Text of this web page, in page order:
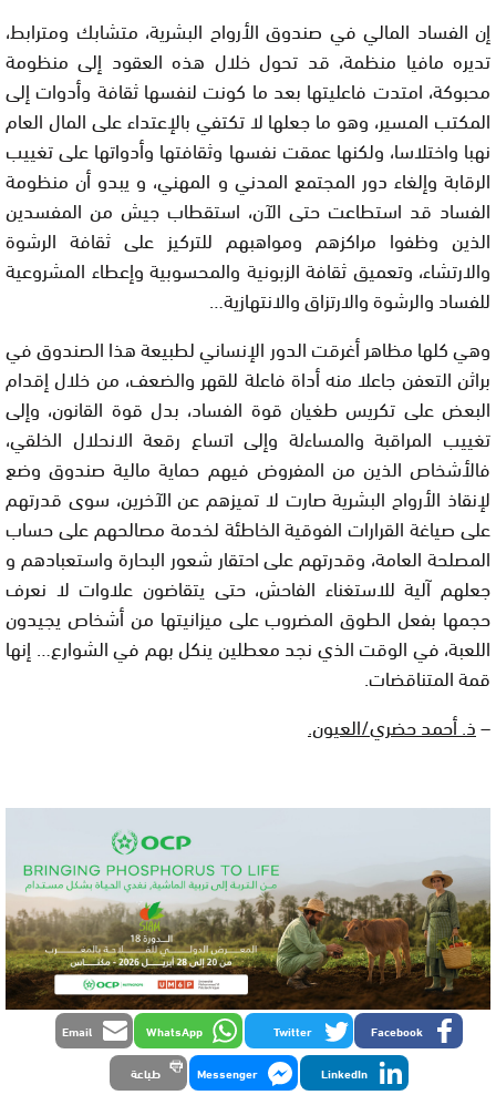
إن الفساد المالي في صندوق الأرواح البشرية، متشابك ومترابط،
تديره مافيا منظمة، قد تحول خلال هذه العقود إلى منظومة
محبوكة، امتدت فاعليتها بعد ما كونت لنفسها ثقافة وأدوات إلى
المكتب المسير، وهو ما جعلها لا تكتفي بالإعتداء على المال العام
نهبا واختلاسا، ولكنها عمقت نفسها وثقافتها وأدواتها على تغييب
الرقابة وإلغاء دور المجتمع المدني و المهني، و يبدو أن منظومة
الفساد قد استطاعت حتى الآن، استقطاب جيش من المفسدين
الذين وظفوا مراكزهم ومواهبهم للتركيز على ثقافة الرشوة
والارتشاء، وتعميق ثقافة الزبونية والمحسوبية وإعطاء المشروعية
للفساد والرشوة والارتزاق والانتهازية…
وهي كلها مظاهر أغرقت الدور الإنساني لطبيعة هذا الصندوق في
براثن التعفن جاعلا منه أداة فاعلة للقهر والضعف، من خلال إقدام
البعض على تكريس طغيان قوة الفساد، بدل قوة القانون، وإلى
تغييب المراقبة والمساءلة وإلى اتساع رقعة الانحلال الخلقي،
فالأشخاص الذين من المفروض فيهم حماية مالية صندوق وضع
لإنقاذ الأرواح البشرية صارت لا تميزهم عن الآخرين، سوى قدرتهم
على صياغة القرارات الفوقية الخاطئة لخدمة مصالحهم على حساب
المصلحة العامة، وقدرتهم على احتقار شعور البحارة واستعبادهم و
جعلهم آلية للاستغناء الفاحش، حتى يتقاضون علاوات لا نعرف
حجمها بفعل الطوق المضروب على ميزانيتها من أشخاص يجيدون
اللعبة، في الوقت الذي نجد معطلين ينكل بهم في الشوارع… إنها
قمة المتناقضات.
–ذ. أحمد حضري/العيون.
Facebook
Twitter
WhatsApp
Email
LinkedIn
Messenger طباعة